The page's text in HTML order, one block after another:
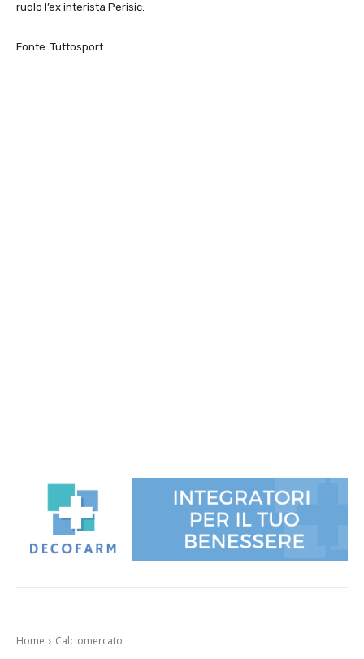
ruolo l’ex interista Perisic.
Fonte: Tuttosport